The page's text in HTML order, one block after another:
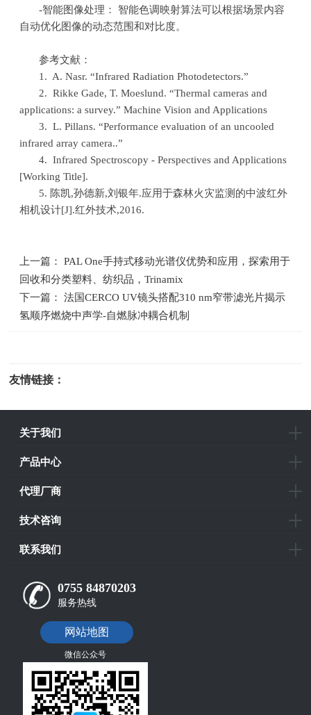
-智能图像处理： 智能色调映射算法可以根据场景内容
自动优化图像的动态范围和对比度。
参考文献：
1. A. Nasr. “Infrared Radiation Photodetectors.”
2. Rikke Gade, T. Moeslund. “Thermal cameras and
applications: a survey.” Machine Vision and Applications
3. L. Pillans. “Performance evaluation of an uncooled
infrared array camera..”
4. Infrared Spectroscopy - Perspectives and Applications
[Working Title].
5. 陈凯,孙德新,刘银年.应用于森林火灾监测的中波红外
相机设计[J].红外技术,2016.
上一篇： PAL One手持式移动光谱仪优势和应用，探索用于
回收和分类塑料、纺织品，Trinamix
下一篇： 法国CERCO UV镜头搭配310 nm窄带滤光片揭示
氢顺序燃烧中声学-自燃脉冲耦合机制
友情链接：
关于我们
产品中心
代理厂商
技术咨询
联系我们
0755 84870203
服务热线
网站地图
微信公众号